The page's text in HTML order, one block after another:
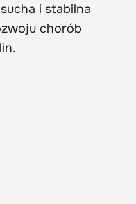
i stabilna
chorób